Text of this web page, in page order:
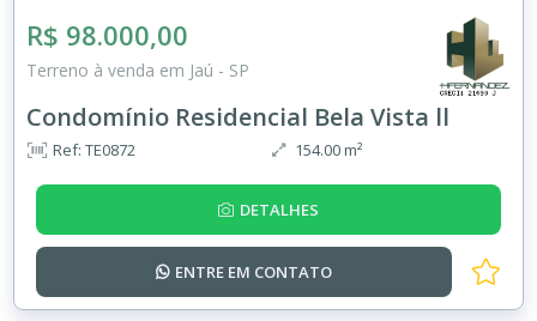
R$ 98.000,00
Terreno à venda em Jaú - SP
Condomínio Residencial Bela Vista ll
Ref: TE0872 154.00 m²
DETALHES
ENTRE EM CONTATO